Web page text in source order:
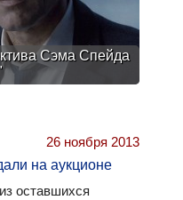
Сэма Спейда
26 ноября 2013
на аукционе
оставшихся